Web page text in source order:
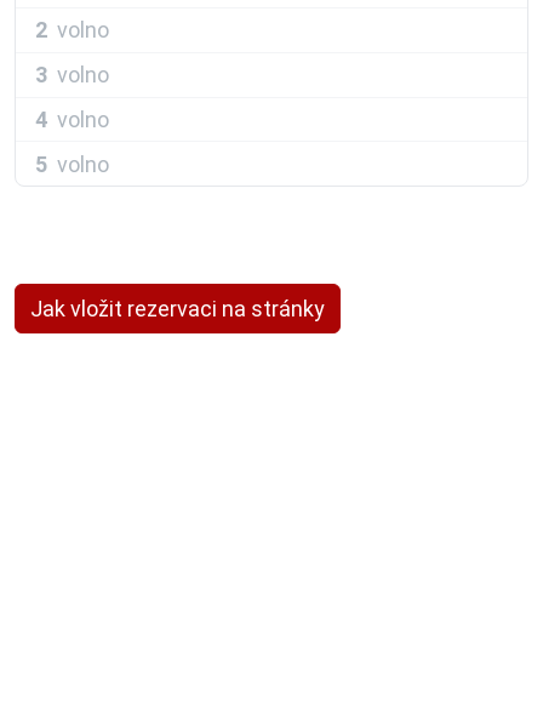
2 volno
3 volno
4 volno
5 volno
Jak vložit rezervaci na stránky